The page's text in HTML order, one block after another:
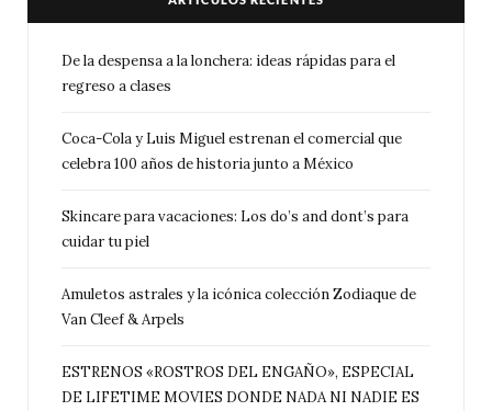
De la despensa a la lonchera: ideas rápidas para el
regreso a clases
Coca-Cola y Luis Miguel estrenan el comercial que
celebra 100 años de historia junto a México
Skincare para vacaciones: Los do’s and dont’s para
cuidar tu piel
Amuletos astrales y la icónica colección Zodiaque de
Van Cleef & Arpels
ESTRENOS «ROSTROS DEL ENGAÑO», ESPECIAL
DE LIFETIME MOVIES DONDE NADA NI NADIE ES